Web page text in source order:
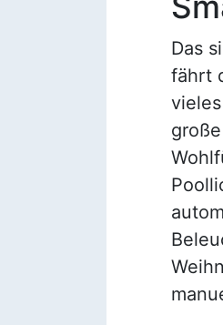
Das
fährt